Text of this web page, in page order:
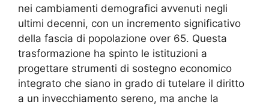
nei cambiamenti demografici avvenuti negli
ultimi decenni, con un incremento significativo
della fascia di popolazione over 65. Questa
trasformazione ha spinto le istituzioni a
progettare strumenti di sostegno economico
integrato che siano in grado di tutelare il diritto
a un invecchiamento sereno, ma anche la